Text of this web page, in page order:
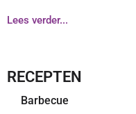
Lees verder...
RECEPTEN
Barbecue